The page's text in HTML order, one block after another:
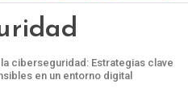
ciberseguridad: Estrategias clave
en un entorno digital